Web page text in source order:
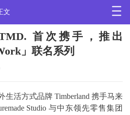
文
首次携手，推出
」联名系列
生活方式品牌 Timberland 携手马来
Studio 与中东领先零售集团